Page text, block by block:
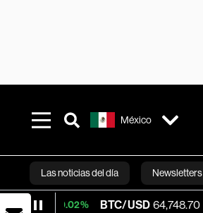
México
Las noticias del día Newsletters
BTC/USD 64,748.70 -0.06%